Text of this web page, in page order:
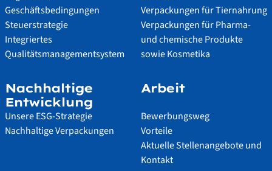
Geschäftsbedingungen
Steuerstrategie
Integriertes
Qualitätsmanagementsystem
Verpackungen für Tiernahrung
Verpackungen für Pharma-
und chemische Produkte
sowie Kosmetika
Nachhaltige
Entwicklung
Unsere ESG-Strategie
Nachhaltige Verpackungen
Arbeit
Bewerbungsweg
Vorteile
Aktuelle Stellenangebote und
Kontakt